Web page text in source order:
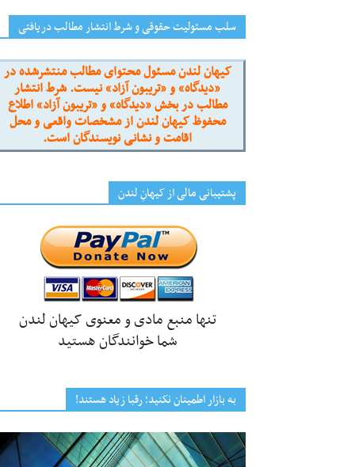
سلب مسئولیت حقوقی و شرط انتشار مطالب دریافتی
کیهان لندن مسئول محتوای مطالب منتشرشده در
«دیدگاه» و «تریبون آزاد» نیست. شرط انتشار
مطالب در بخش «دیدگاه» و «تریبون آزاد» اطلاع
محفوظ کیهان لندن از مشخصات واقعی و محل
اقامت و نشانی نویسندگان است.
پشتیبانی مالی از کیهانِ لندن
تنها منبع مادی و معنوی کیهان لندن
شما خوانندگان هستید
به بازار اطمینان نکنید؛ رقبا زیاد هستند!